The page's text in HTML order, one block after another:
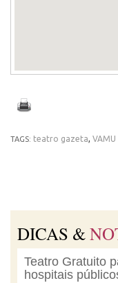
TAGS: teatro gazeta, VAMU
DICAS &
Teatro Gratuito
hospitais